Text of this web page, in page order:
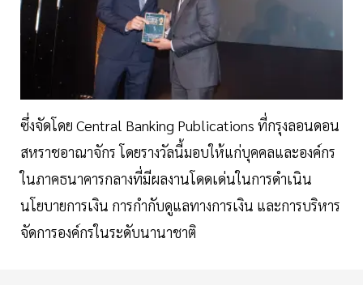
ซึ่งจัดโดย Central Banking Publications ที่กรุงลอนดอน
สหราชอาณาจักร โดยรางวัลนี้มอบให้แก่บุคคลและองค์กร
ในภาคธนาคารกลางที่มีผลงานโดดเด่นในการดำเนิน
นโยบายการเงิน การกำกับดูแลทางการเงิน และการบริหาร
จัดการองค์กรในระดับนานาชาติ